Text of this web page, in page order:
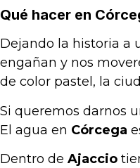
Qué hacer en
Dejando la historia a
engañan y nos
de color pastel, la
Si queremos darnos
El agua en Córcega
Dentro de Ajaccio